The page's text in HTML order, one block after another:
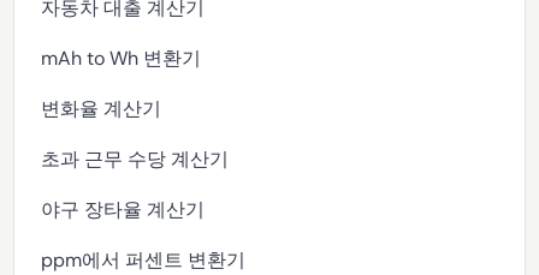
자동차 대출 계산기
mAh to Wh 변환기
변화율 계산기
초과 근무 수당 계산기
야구 장타율 계산기
ppm에서 퍼센트 변환기